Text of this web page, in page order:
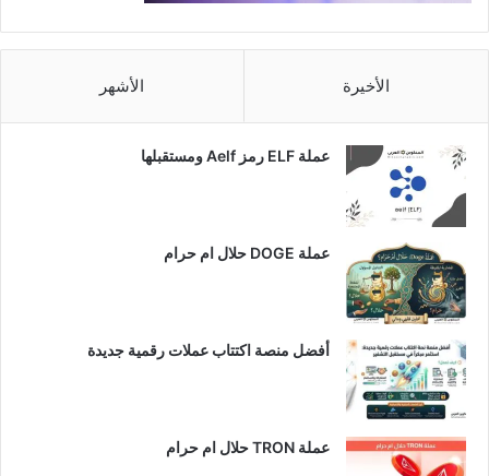
الأخيرة الأشهر
عملة ELF رمز Aelf ومستقبلها
عملة DOGE حلال ام حرام
أفضل منصة اكتتاب عملات رقمية جديدة
عملة TRON حلال ام حرام​